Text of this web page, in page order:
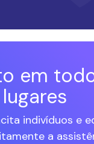
em
lugares
indivíduos e
a